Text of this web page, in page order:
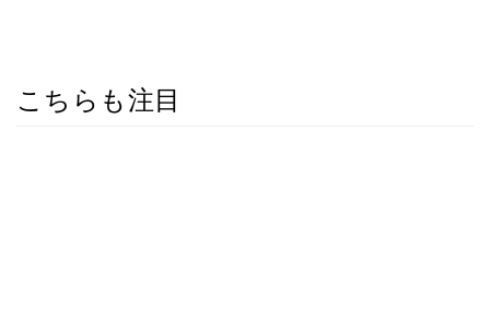
こちらも注目